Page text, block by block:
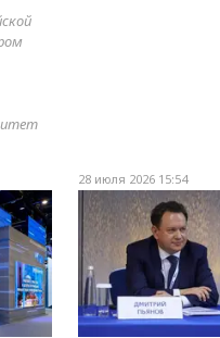
28 июля 2026 15:54